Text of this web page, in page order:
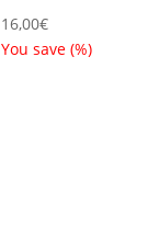
16,00€
You save(%)